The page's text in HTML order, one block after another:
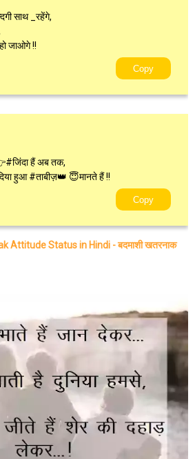
साथ _रहेंगे,
जाओगे !!
Copy
हैं अब तक,
हुआ #ताबीज़👑 😇मानते हैं !!
Copy
Attitude Status in Hindi - बदमाशी खतरनाक